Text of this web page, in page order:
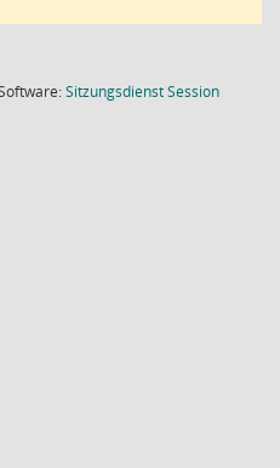
SitzungsdienstSession(Wird in